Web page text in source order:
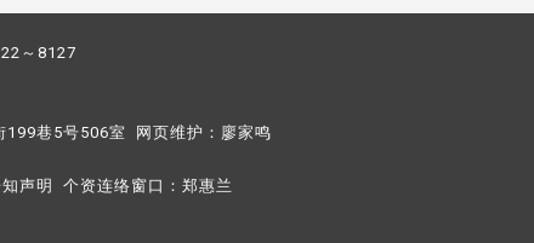
～8127
巷5号506室 网页维护： 廖家鸣​
声明 个资连络窗口： 郑惠兰